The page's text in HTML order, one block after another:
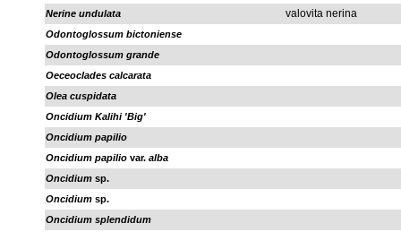
Nerine undulata valovita nerina
Odontoglossum bictoniense
Odontoglossum grande
Oeceoclades calcarata
Olea cuspidata
Oncidium Kalihi 'Big'
Oncidium papilio
Oncidium papilio var. alba
Oncidium sp.
Oncidium sp.
Oncidium splendidum